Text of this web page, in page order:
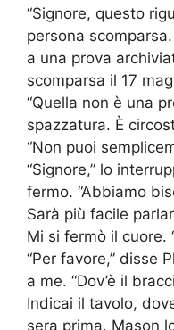
“Signore, questo
persona
a una prova
scomparsa il 17
“Quella non è una
spazzatura. È
“Non puoi
“Signore,” lo
fermo. “Abbiamo
Sarà più facile
Mi si fermò il cuore.
“Per favore,” disse
a me. “Dov’è il
Indicai il tavolo,
sera prima. Mason